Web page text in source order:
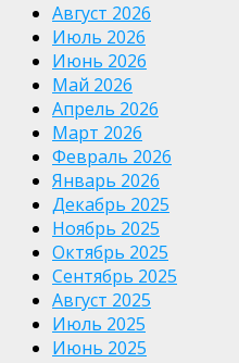
Август 2026
Июль 2026
Июнь 2026
Май 2026
Апрель 2026
Март 2026
Февраль 2026
Январь 2026
Декабрь 2025
Ноябрь 2025
Октябрь 2025
Сентябрь 2025
Август 2025
Июль 2025
Июнь 2025